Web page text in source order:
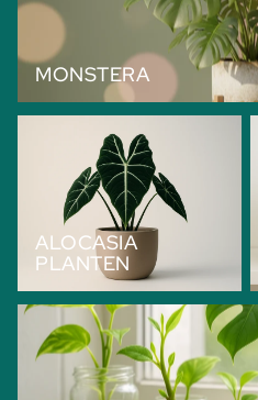
MONSTERA
ALOCASIA
PLANTEN
Stekjes